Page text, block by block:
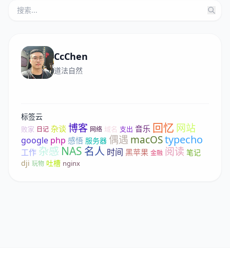
CcChen
道法自然
标签云
败家 日记 杂谈 博客 网络 域名 支出 音乐 回忆 网站
google php 感悟 服务器 偶遇 macOStypecho
工作 杂感 NAS 名人 时间 黑苹果 金融 阅读 笔记
dji 玩物 吐槽 nginx